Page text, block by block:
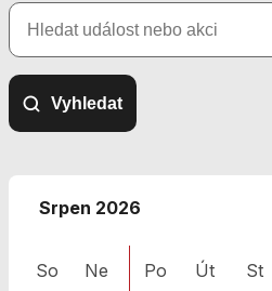
Hledat
událost
nebo
akci
Vyhledat
Srpen 2026
So
Ne
Po
Út
St